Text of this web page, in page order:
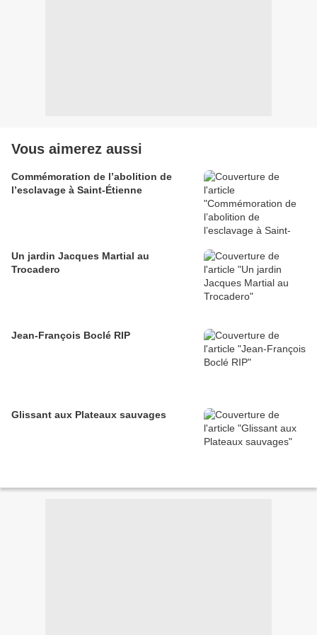
Vous aimerez aussi
Commémoration de l’abolition de
l’esclavage à Saint-Étienne
Un jardin Jacques Martial au
Trocadero
Jean-François Boclé RIP
Glissant aux Plateaux sauvages